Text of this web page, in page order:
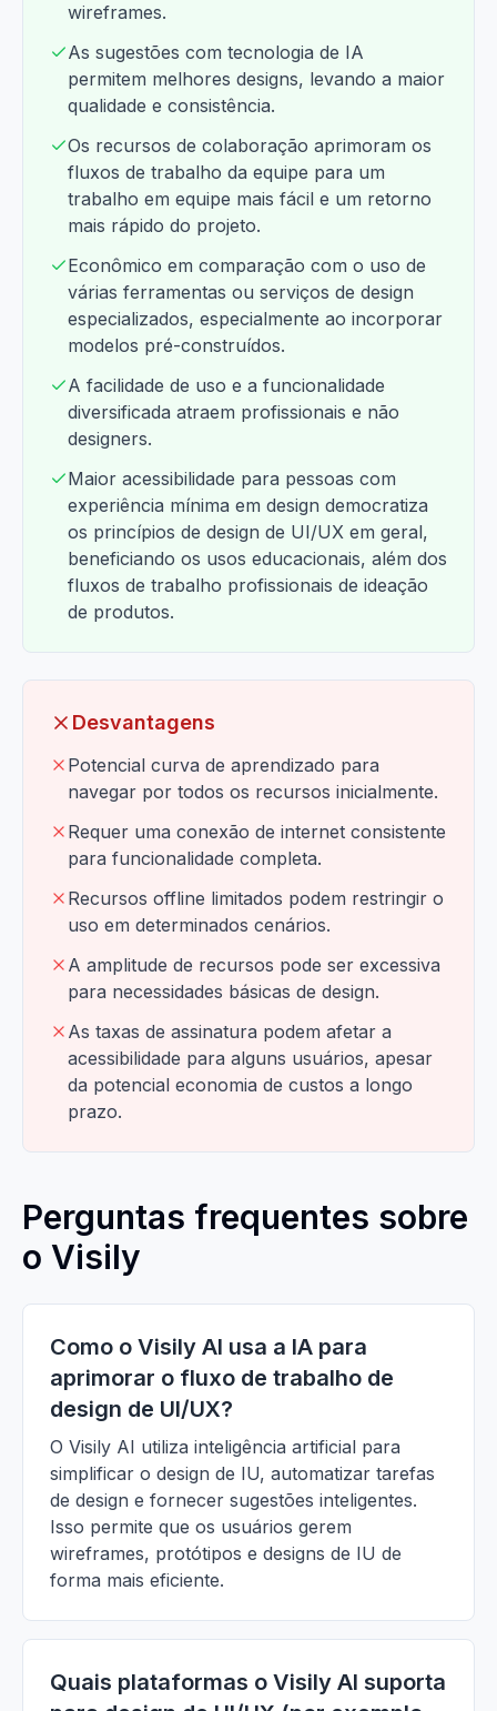
wireframes.
As sugestões com tecnologia de IA
permitem melhores designs, levando a maior
qualidade e consistência.
Os recursos de colaboração aprimoram os
fluxos de trabalho da equipe para um
trabalho em equipe mais fácil e um retorno
mais rápido do projeto.
Econômico em comparação com o uso de
várias ferramentas ou serviços de design
especializados, especialmente ao incorporar
modelos pré-construídos.
A facilidade de uso e a funcionalidade
diversificada atraem profissionais e não
designers.
Maior acessibilidade para pessoas com
experiência mínima em design democratiza
os princípios de design de UI/UX em geral,
beneficiando os usos educacionais, além dos
fluxos de trabalho profissionais de ideação
de produtos.
Desvantagens
Potencial curva de aprendizado para
navegar por todos os recursos inicialmente.
Requer uma conexão de internet consistente
para funcionalidade completa.
Recursos offline limitados podem restringir o
uso em determinados cenários.
A amplitude de recursos pode ser excessiva
para necessidades básicas de design.
As taxas de assinatura podem afetar a
acessibilidade para alguns usuários, apesar
da potencial economia de custos a longo
prazo.
Perguntas frequentes sobre
o Visily
Como o Visily AI usa a IA para
aprimorar o fluxo de trabalho de
design de UI/UX?
O Visily AI utiliza inteligência artificial para
simplificar o design de IU, automatizar tarefas
de design e fornecer sugestões inteligentes.
Isso permite que os usuários gerem
wireframes, protótipos e designs de IU de
forma mais eficiente.
Quais plataformas o Visily AI suporta